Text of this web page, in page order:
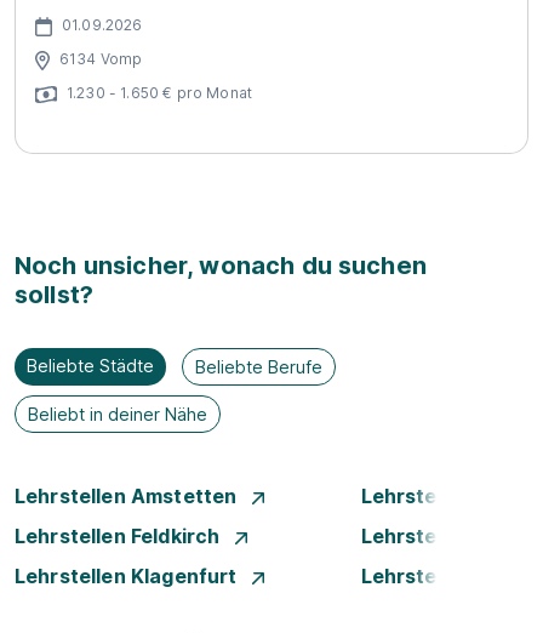
01.09.2026
6134 Vomp
1.230 - 1.650 € pro Monat
Noch unsicher, wonach du suchen
sollst?
Beliebte Städte Beliebte Berufe
Beliebt in deiner Nähe
Lehrstellen Amstetten
Lehrstellen
Lehrstellen Feldkirch
Lehrstellen Graz
Lehrstellen Klagenfurt
Lehrstellen